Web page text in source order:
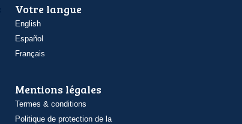
Votre langue
English
Español
Français
Mentions légales
Termes & conditions
Politique de protection de la